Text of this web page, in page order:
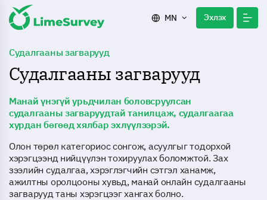
MN Эхлэх
Судалгааны загварууд
Судалгааны загварууд
Манай үнэгүй урьдчилан боловсруулсан
судалгааны загваруудтай танилцаж, судалгаагаа
хурдан бөгөөд хялбар эхлүүлээрэй.
Олон төрөл категориос сонгож, асуулгыг тодорхой
хэрэгцээнд нийцүүлэн тохируулах боломжтой. Зах
зээлийн судалгаа, хэрэглэгчийн сэтгэл ханамж,
ажилтны оролцооны хувьд, манай онлайн судалгааны
загварууд таны хэрэгцээг хангах болно.